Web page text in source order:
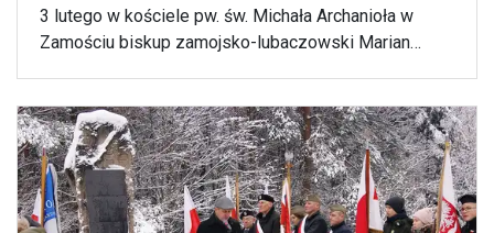
3 lutego w kościele pw. św. Michała Archanioła w
Zamościu biskup zamojsko-lubaczowski Marian